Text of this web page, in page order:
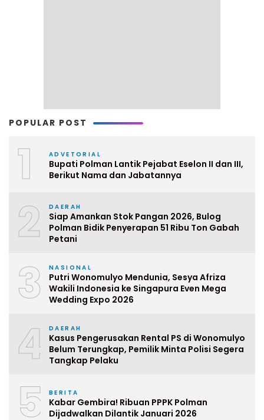
POPULAR POST
1 ADVETORIAL
Bupati Polman Lantik Pejabat Eselon II dan III,
Berikut Nama dan Jabatannya
2 DAERAH
Siap Amankan Stok Pangan 2026, Bulog
Polman Bidik Penyerapan 51 Ribu Ton Gabah
Petani
3 NASIONAL
Putri Wonomulyo Mendunia, Sesya Afriza
Wakili Indonesia ke Singapura Even Mega
Wedding Expo 2026
4 DAERAH
Kasus Pengerusakan Rental PS di Wonomulyo
Belum Terungkap, Pemilik Minta Polisi Segera
Tangkap Pelaku
5 BERITA
Kabar Gembira! Ribuan PPPK Polman
Dijadwalkan Dilantik Januari 2026